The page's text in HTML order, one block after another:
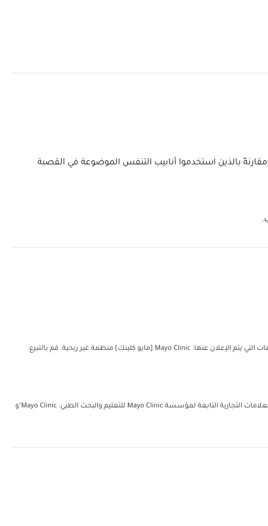
بالذين استخدموا أنابيب التنفس الموضوعة في القصبة
مؤسسة مايو للتعليم والبحث الطبي. جميع الحقوق محفوظة. يُمكن إعادة طباعة نسخة واحدة من هذه المواد لغرض الاستعمال الشخصي غير التجاري فحسب. تتضمن العلامات التجارية التابعة لمؤسسة Mayo Clinic للتعليم والبحث الطبي: Mayo Clinic"و